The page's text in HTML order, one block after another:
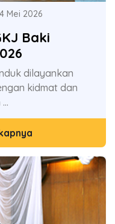
Mei 2026
Baki
dilayankan
kidmat dan